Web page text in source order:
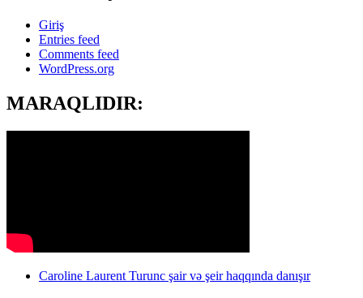
Giriş
Entries feed
Comments feed
WordPress.org
MARAQLIDIR:
Caroline Laurent Turunc şair və şeir haqqında danışır